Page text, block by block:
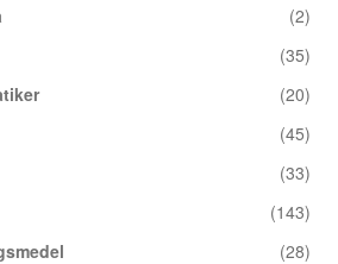
(2)
(35)
(20)
(45)
(33)
(143)
(28)